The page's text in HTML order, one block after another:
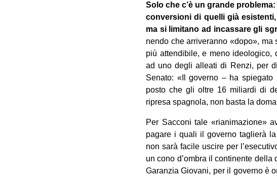
Solo che c’è un grande
con­ver­sioni di quelli già
ma si limi­tano ad incas­sare gli
nendo che arri­ve­ranno «dopo»,
più atten­di­bile, e meno ideo­lo­gico,
ad uno degli alleati di Renzi, per
Senato: «Il governo – ha
posto che gli oltre 16 miliardi di
ripresa spa­gnola, non basta la
Per Sac­coni tale «ria­ni­ma­zione»
pagare i quali il governo taglierà
non sarà facile uscire per
un cono d’ombra il con­ti­nente
Garan­zia Gio­vani, per il governo è